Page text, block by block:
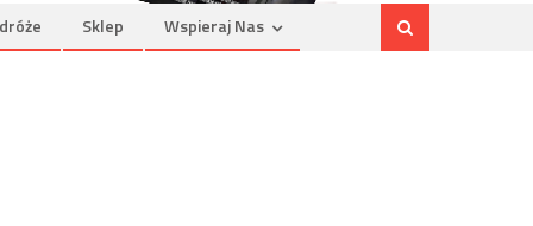
Sklep Wspieraj Nas